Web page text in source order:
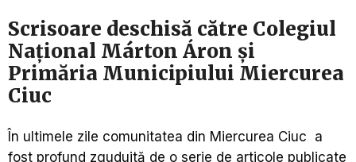
Scrisoare deschisă către Colegiul
Național Márton Áron și
Primăria Municipiului Miercurea
Ciuc
În ultimele zile comunitatea din Miercurea Ciuc a
fost profund zguduită de o serie de articole publicate